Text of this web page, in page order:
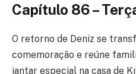
Capítulo 86 –
O retorno de Deniz se
comemoração e reúne
jantar especial na casa de